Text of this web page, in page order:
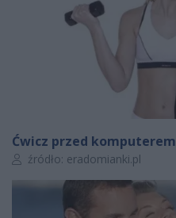
Ćwicz przed komputerem
Autor artykułu:
źródło: eradomianki.pl